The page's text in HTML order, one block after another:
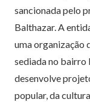
sancionada pelo
Balthazar. A
uma organização
sediada no bairro
desenvolve
popular, da